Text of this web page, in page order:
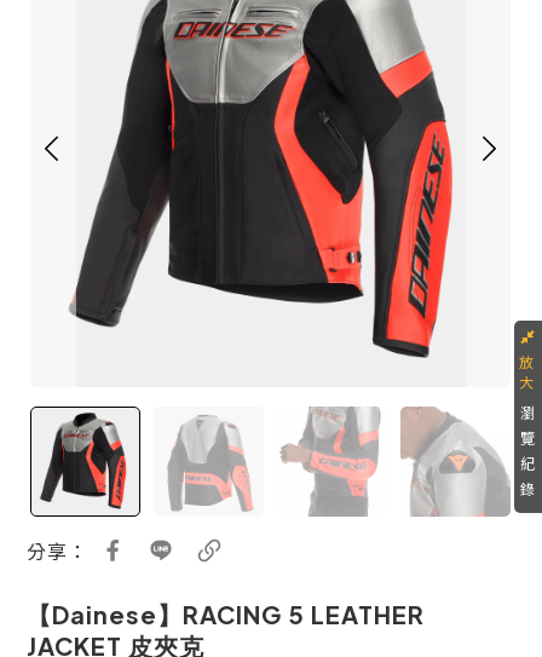
分享：
【Dainese】RACING 5 LEATHER
JACKET 皮夾克
瀏
覽
紀
錄